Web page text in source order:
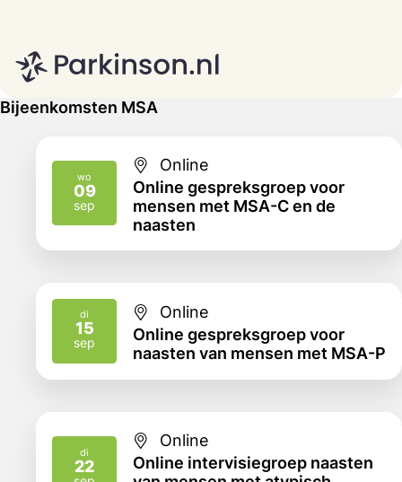
Bijeenkomsten MSA
wo
09
sep
2026
Online
Online gespreksgroep voor
mensen met MSA-C en de
naasten
di
15
sep
2026
Online
Online gespreksgroep voor
naasten van mensen met MSA-P
di
22
2026
Online
Online intervisiegroep naasten